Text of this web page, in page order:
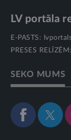
LV portāla
E-PASTS:
PRESES RELĪZĒM:
SEKO MUMS